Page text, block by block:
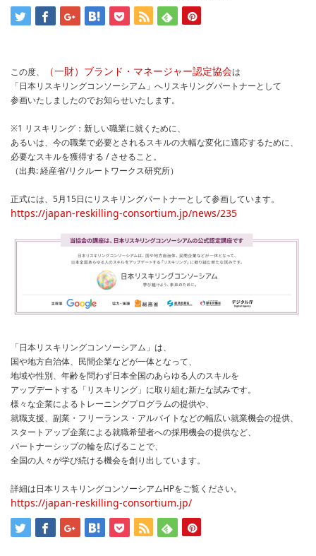
この度、 （一財）ブランド・マネージャー認定協会は
「日本リスキリングコンソーシアム」へリスキリングパートナーとして
参画いたしましたのでお知らせいたします。
※1 リスキリング：新しい職業に就くために、
あるいは、今の職業で必要とされるスキルの大幅な変化に適応するために、
必要なスキルを獲得する / させること。
（出典: 経産省/リクルートワークス研究所）
正式には、5月15日にリスキリングパートナーとして参画しています。
https://japan-reskilling-consortium.jp/news/235
「日本リスキリングコンソーシアム」は、
国や地方自治体、民間企業などが一体となって、
地域や性別、年齢を問わず日本全国のあらゆる人のスキルを
アップデートする「リスキリング」に取り組む新たな試みです。
様々な企業によるトレーニングプログラムの提供や、
就職支援、副業・フリーランス・アルバイトなどの幅広い就業機会の提供、
スタートアップ企業による就職希望者への採用機会の提供など、
パートナーシップの輪を広げることで、
全国の人々が学び続ける機会を創り出しています。
詳細は日本リスキリングコンソーシアムHPをご覧ください。
https://japan-reskilling-consortium.jp/